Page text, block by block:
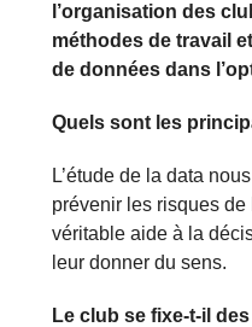
l’organisation des
méthodes de travail
de données dans
Quels sont les
L’étude de la data
prévenir les risques
véritable aide à la
leur donner du sens.
Le club se fixe-t-il